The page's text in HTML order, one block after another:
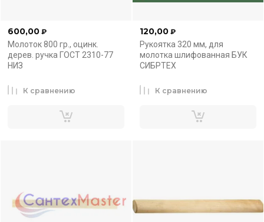
600,00 ₽
Молоток 800 гр., оцинк.
дерев. ручка ГОСТ 2310-77
НИЗ
К сравнению
120,00 ₽
Рукоятка 320 мм, для
молотка шлифованная БУК
СИБРТЕХ
К сравнению